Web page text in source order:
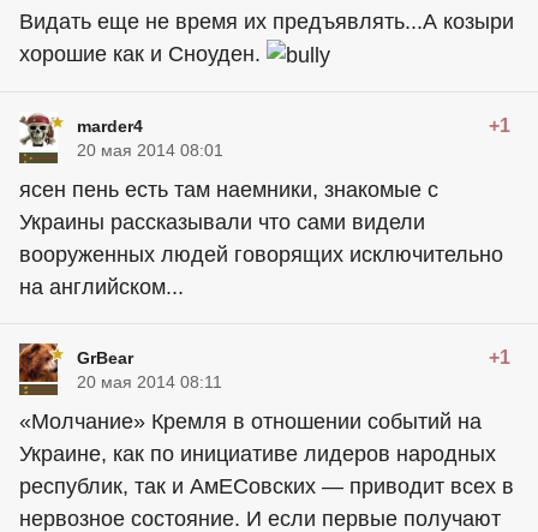
Видать еще не время их предъявлять...А козыри
хорошие как и Сноуден.
marder4 +1
20 мая 2014 08:01
ясен пень есть там наемники, знакомые с
Украины рассказывали что сами видели
вооруженных людей говорящих исключительно
на английском...
GrBear +1
20 мая 2014 08:11
«Молчание» Кремля в отношении событий на
Украине, как по инициативе лидеров народных
республик, так и АмЕСовских — приводит всех в
нервозное состояние. И если первые получают